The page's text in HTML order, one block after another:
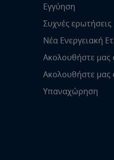
Εγγύηση
Συχνές ερωτήσεις
Νέα Ενεργειακή
Ακολουθήστε μας
Ακολουθήστε μας
Υπαναχώρηση